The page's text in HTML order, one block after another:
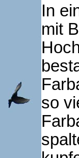
In
mit
so